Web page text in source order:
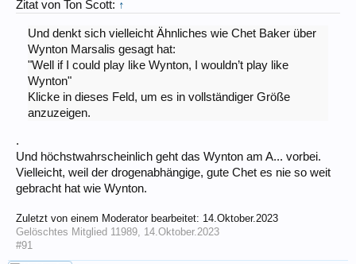
Zitat von Ton Scott: ↑
Und denkt sich vielleicht Ähnliches wie Chet Baker über
Wynton Marsalis gesagt hat:
"Well if I could play like Wynton, I wouldn’t play like
Wynton"
Klicke in dieses Feld, um es in vollständiger Größe
anzuzeigen.
.
Und höchstwahrscheinlich geht das Wynton am A... vorbei.
Vielleicht, weil der drogenabhängige, gute Chet es nie so weit
gebracht hat wie Wynton.
Zuletzt von einem Moderator bearbeitet: 14.Oktober.2023
Gelöschtes Mitglied 11989 14.Oktober.2023
#91